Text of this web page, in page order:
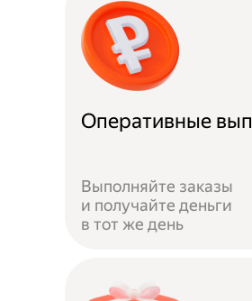
Оперативные
Выполняйте заказы
и получайте деньги
в тот же день